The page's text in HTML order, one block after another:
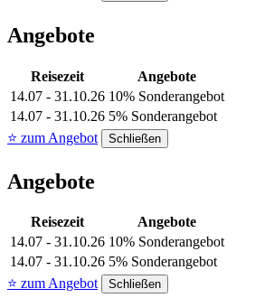
Angebote
Reisezeit
Angebote
14.07 - 31.10.26 10% Sonderangebot
14.07 - 31.10.26 5% Sonderangebot
⭐ zum Angebot
Schließen
Angebote
Reisezeit
Angebote
14.07 - 31.10.26 10% Sonderangebot
14.07 - 31.10.26 5% Sonderangebot
⭐ zum Angebot
Schließen